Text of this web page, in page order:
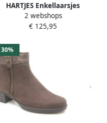
HARTJES Enkellaarsjes
Dames 172.0197 Maat: 41
Materiaal: Nubuck Kleur:
2 webshops
€ 125,95
30%